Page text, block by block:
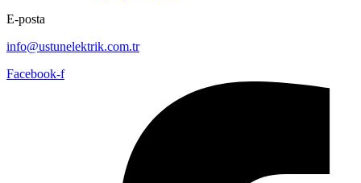
E-posta
info@ustunelektrik.com.tr
Facebook-f